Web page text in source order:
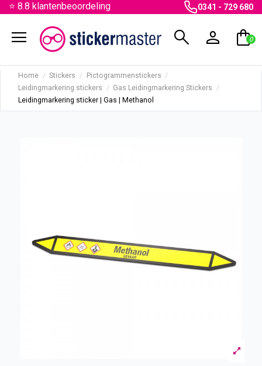
⭐ 8.8 klantenbeoordeling 0341 - 729 680
menu search person shopping_bag
0
Home Stickers
Pictogrammenstickers
Leidingmarkering stickers
Gas Leidingmarkering Stickers
Leidingmarkering sticker | Gas | Methanol